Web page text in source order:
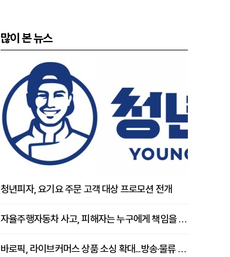
많이 본 뉴스
청년피자, 요기요 주문 고객 대상 프로모션 전개
자율주행자동차 사고, 피해자는 누구에게 책임을 물을 수 있을까
바로픽, 라이브커머스 상품 소싱 확대...방송·물류 원스톱 지원 강화